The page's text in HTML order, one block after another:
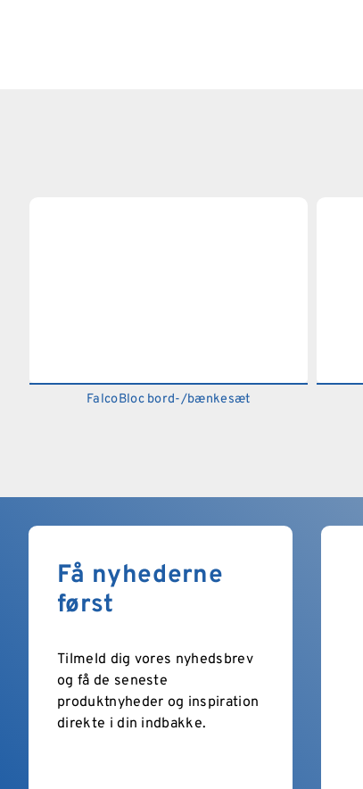
FalcoBloc bord-/bænkesæt
Få nyhederne
først
Tilmeld dig vores nyhedsbrev
og få de seneste
produktnyheder og inspiration
direkte i din indbakke.